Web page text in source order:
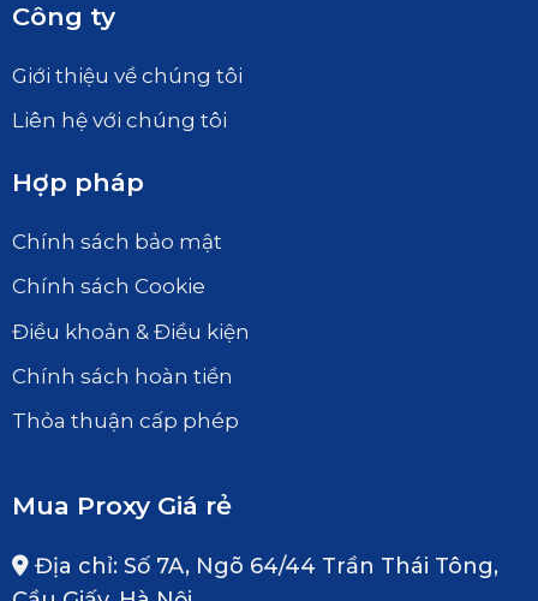
Công ty
Giới thiệu về chúng tôi
Liên hệ với chúng tôi
Hợp pháp
Chính sách bảo mật
Chính sách Cookie
Điều khoản & Điều kiện
Chính sách hoàn tiền
Thỏa thuận cấp phép
Mua Proxy Giá rẻ
Địa chỉ: Số 7A, Ngõ 64/44 Trần Thái Tông,